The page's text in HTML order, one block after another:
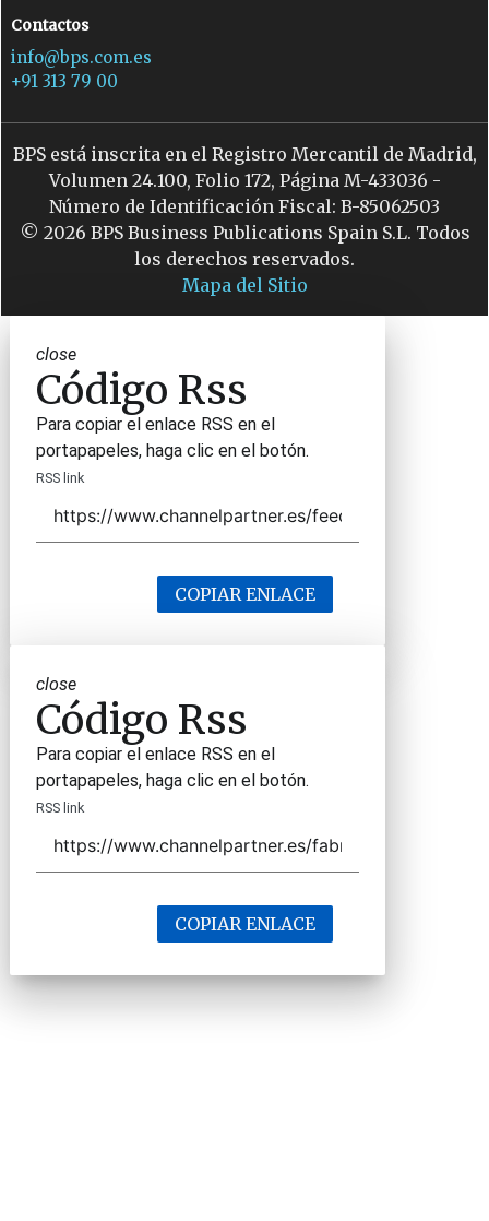
Contactos
info@bps.com.es
+91 313 79 00
BPS está inscrita en el Registro Mercantil de Madrid,
Volumen 24.100, Folio 172, Página M-433036 -
Número de Identificación Fiscal: B-85062503
© 2026 BPS Business Publications Spain S.L. Todos
los derechos reservados.
Mapa del Sitio
close
Código Rss
Para copiar el enlace RSS en el
portapapeles, haga clic en el botón.
RSS link
COPIAR ENLACE
close
Código Rss
Para copiar el enlace RSS en el
portapapeles, haga clic en el botón.
RSS link
COPIAR ENLACE